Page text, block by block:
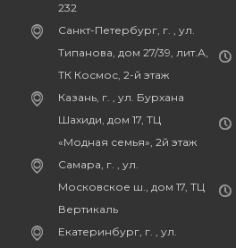
232
Санкт-Петербург, г. , ул.
Типанова, дом 27/39, лит.А,
ТК Космос, 2-й этаж
Казань, г. , ул. Бурхана
Шахиди, дом 17, ТЦ
«Модная семья», 2й этаж
Самара, г. , ул.
Московское ш., дом 17, ТЦ
Вертикаль
Екатеринбург, г. , ул.